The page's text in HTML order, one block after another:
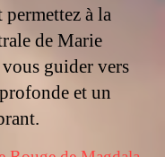
permettez à la
de Marie
guider vers
et un